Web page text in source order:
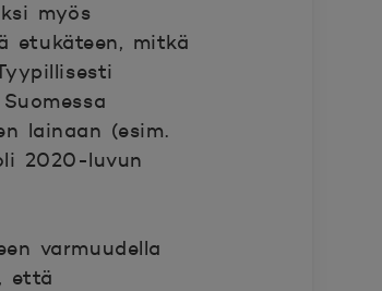
myös
etukäteen, mitkä
Suomessa
lainaan (esim.
2020-luvun
varmuudella
että